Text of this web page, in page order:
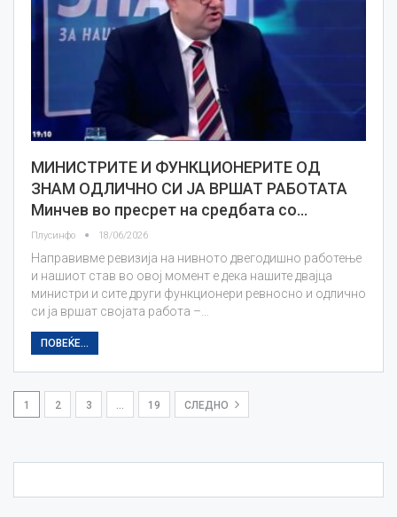
МИНИСТРИТЕ И ФУНКЦИОНЕРИТЕ ОД
ЗНАМ ОДЛИЧНО СИ ЈА ВРШАТ РАБОТАТА
Минчев во пресрет на средбата со…
Плусинфо 18/06/2026
Направивме ревизија на нивното двегодишно работење
и нашиот став во овој момент е дека нашите двајца
министри и сите други функционери ревносно и одлично
си ја вршат својата работа –…
ПОВЕЌЕ...
1 2 3 19 СЛЕДНО